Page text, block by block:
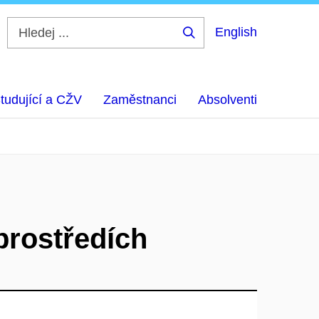
English
a CŽV Zaměstnanci Absolventi